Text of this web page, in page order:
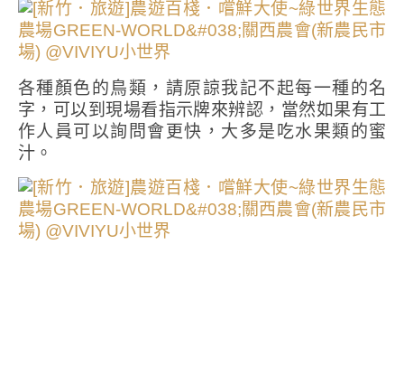
各種顏色的鳥類，請原諒我記不起每一種的名
字，可以到現場看指示牌來辨認，當然如果有工
作人員可以詢問會更快，大多是吃水果類的蜜
汁。